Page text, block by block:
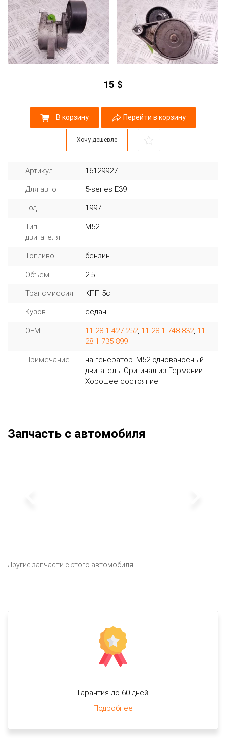
15 $
В корзину Перейти в корзину
Хочу дешевле
Артикул 16129927
Для авто 5-series E39
Год 1997
Тип
двигателя
M52
Топливо бензин
Объем 2.5
Трансмиссия КПП 5ст.
Кузов седан
OEM 11 28 1 427 252, 11 28 1 748 832, 11
28 1 735 899
Примечание
на генератор. М52 однованосный
двигатель. Оригинал из Германии.
Хорошее состояние
Запчасть с автомобиля
Другие запчасти с этого автомобиля
Гарантия до 60 дней
Подробнее